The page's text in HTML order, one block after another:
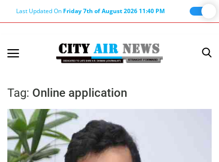
Last Updated On Friday 7th of August 2026 11:40 PM
Terms & Conditions
About Editor
Nation
Privacy Policy
Tag: Online application